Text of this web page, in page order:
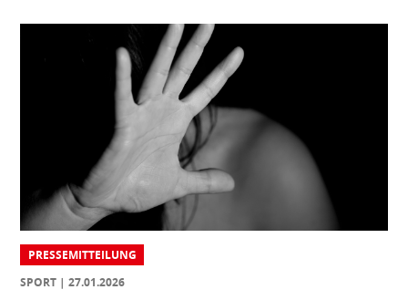
PRESSEMITTEILUNG
SPORT
27.01.2026